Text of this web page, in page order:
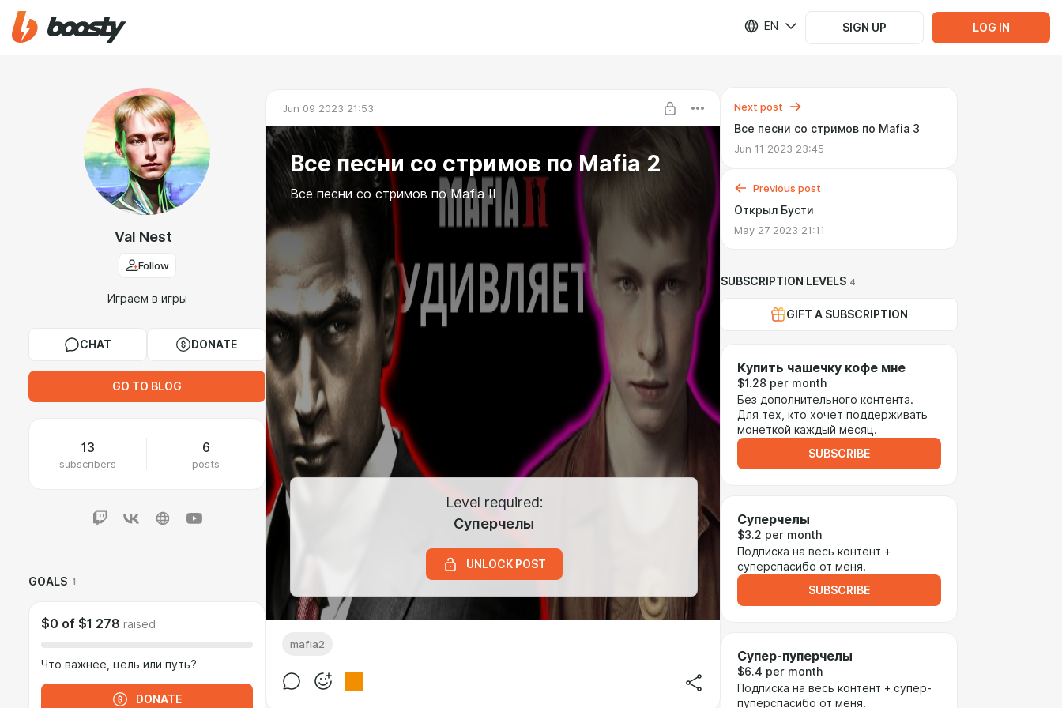
EN SIGN UP LOG IN
Val Nest
Follow
Играем в игры
CHAT DONATE
GO TO BLOG
13
subscribers
6
posts
GOALS 1
$0 of $1 278 raised
Что важнее, цель или путь?
DONATE
Jun 09 2023 21:53
Все песни со стримов по Mafia 2
Все песни со стримов по Mafia II
Level required:
Суперчелы
UNLOCK POST
mafia2
Next post
Все песни со стримов по Mafia 3
Jun 11 2023 23:45
Previous post
Открыл Бусти
May 27 2023 21:11
SUBSCRIPTION LEVELS 4
GIFT A SUBSCRIPTION
Купить чашечку кофе мне
$1.28 per month
Без дополнительного контента.
Для тех, кто хочет поддерживать
монеткой каждый месяц.
SUBSCRIBE
Суперчелы
$3.2 per month
Подписка на весь контент +
суперспасибо от меня.
SUBSCRIBE
Супер-пуперчелы
$6.4 per month
Подписка на весь контент + супер-
пуперспасибо от меня.